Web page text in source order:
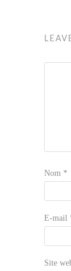
Nom *
E-mail
Site